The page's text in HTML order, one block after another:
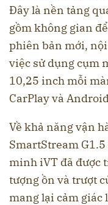
Đây là nền tảng
gồm không gian
phiên bản mới,
việc sử dụng cụm
10,25 inch mỗi
CarPlay và
Về khả năng vận
SmartStream
minh iVT đã được
tượng ồn và trượt
mang lại cảm